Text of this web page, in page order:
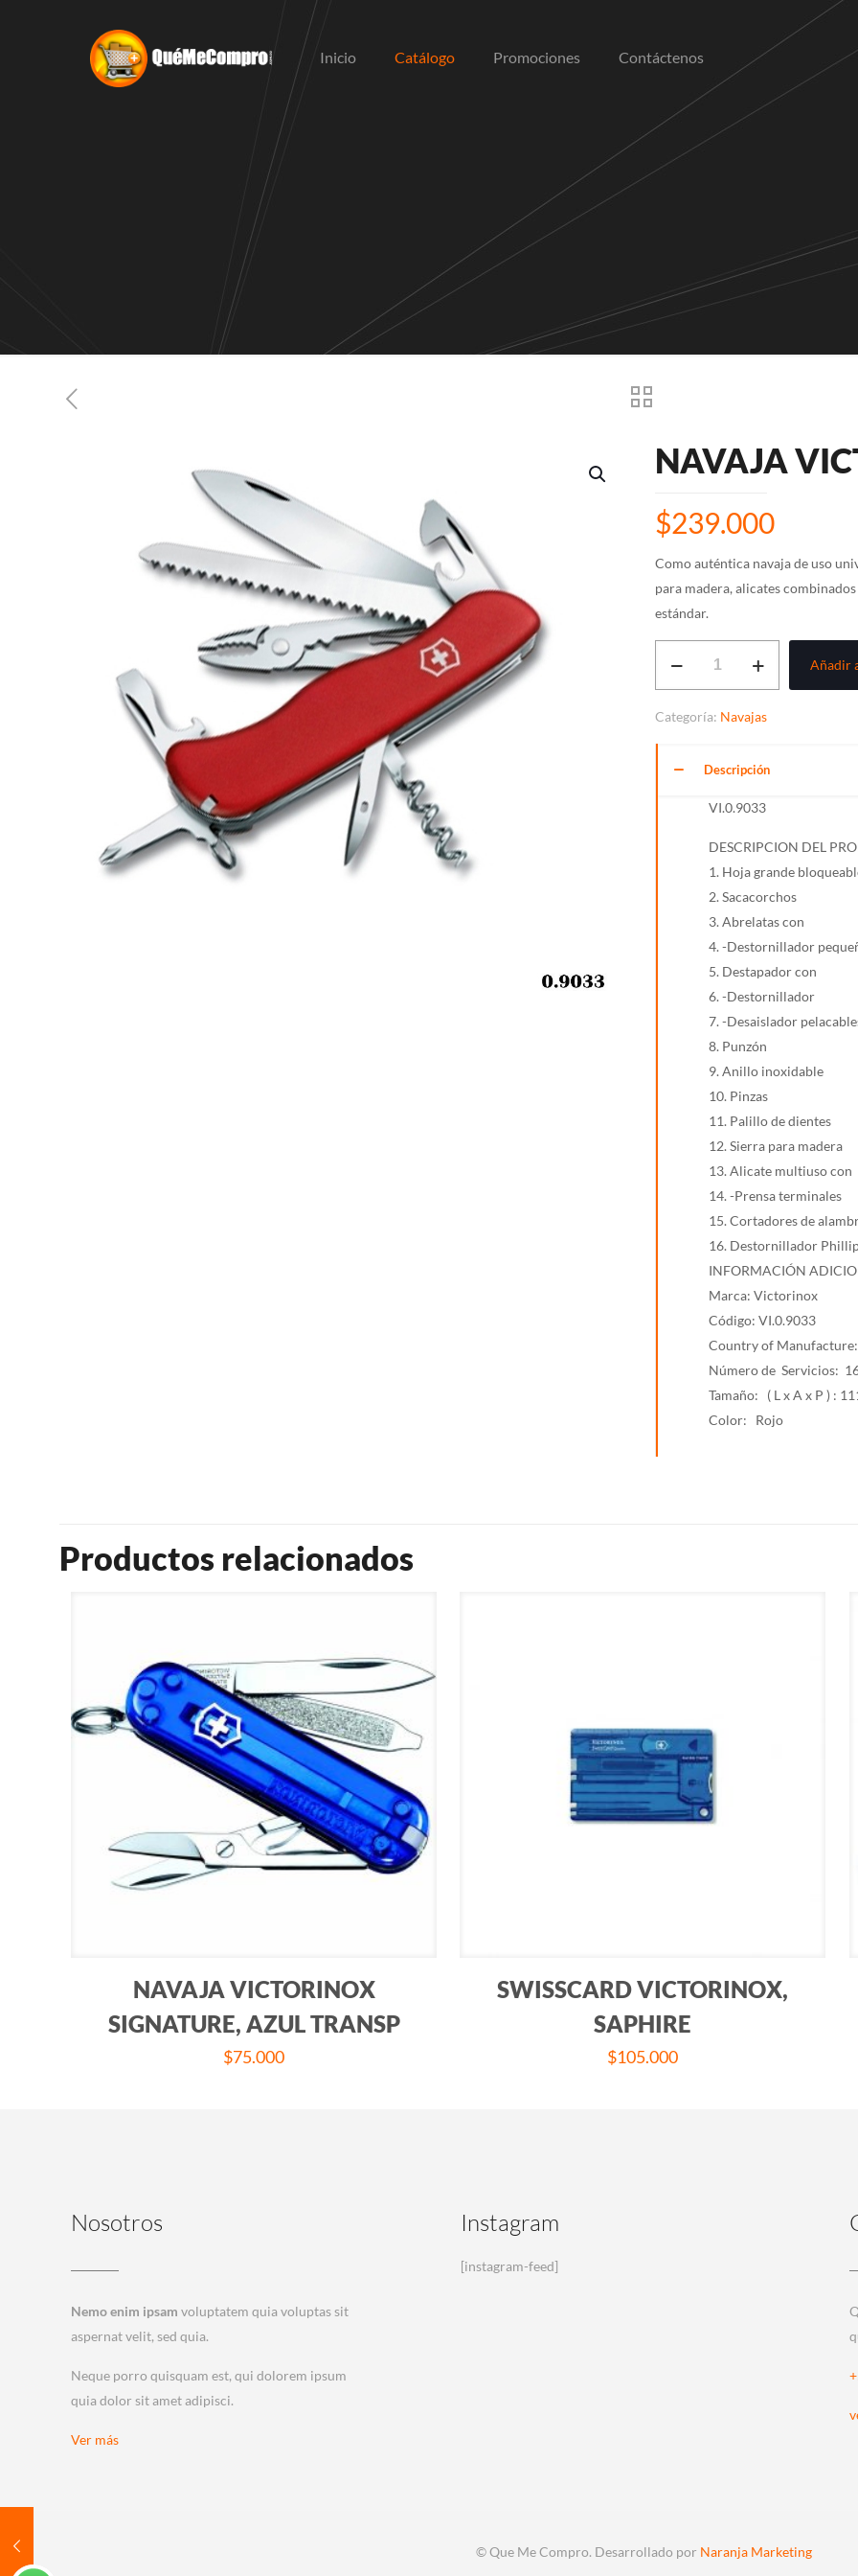
Inicio Catálogo Promociones Contáctenos
NAVAJA
$239.000
Como auténtica navaja de uso
para madera, alicates
estándar.
cantidad
Añadir
Categoría: Navajas
Descripción
VI.0.9033
DESCRIPCION DEL
1. Hoja grande
2. Sacacorchos
3. Abrelatas con
4. -Destornillador
5. Destapador con
6. -Destornillador
7. -Desaislador
8. Punzón
9. Anillo inoxidable
10. Pinzas
11. Palillo de dientes
12. Sierra para madera
13. Alicate multiuso con
14. -Prensa terminales
15. Cortadores de
16. Destornillador
INFORMACIÓN
Marca: Victorinox
Código: VI.0.9033
Country of
Número de Servicios:
Tamaño: ( L x A x P ) :
Color: Rojo
Productos relacionados
NAVAJA VICTORINOX
SIGNATURE, AZUL TRANSP
$75.000
SWISSCARD VICTORINOX,
SAPHIRE
$105.000
Nosotros
Nemo enim ipsam voluptatem quia voluptas sit
aspernat velit, sed quia.
Neque porro quisquam est, qui dolorem ipsum
quia dolor sit amet adipisci.
Ver más
Instagram
[instagram-feed]
© Que Me Compro. Desarrollado por Naranja Marketing